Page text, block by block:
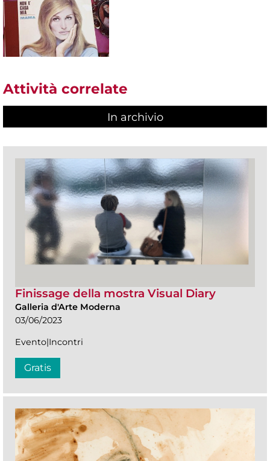
Attività correlate
In archivio
Finissage della mostra Visual Diary
Galleria d'Arte Moderna
03/06/2023
Evento|Incontri
Gratis